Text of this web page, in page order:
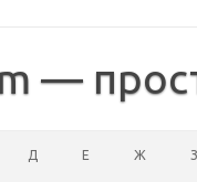
—
Д Е Ж З